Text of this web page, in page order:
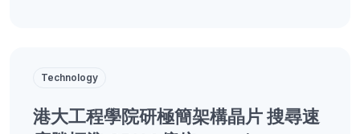
Technology
港大工程學院研極簡架構晶片 搜尋速